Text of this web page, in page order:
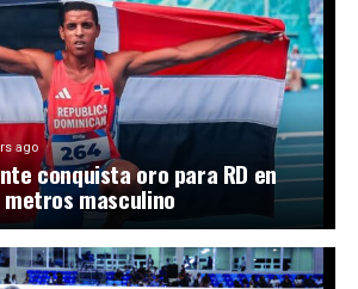
ago
conquista oro para RD en
masculino